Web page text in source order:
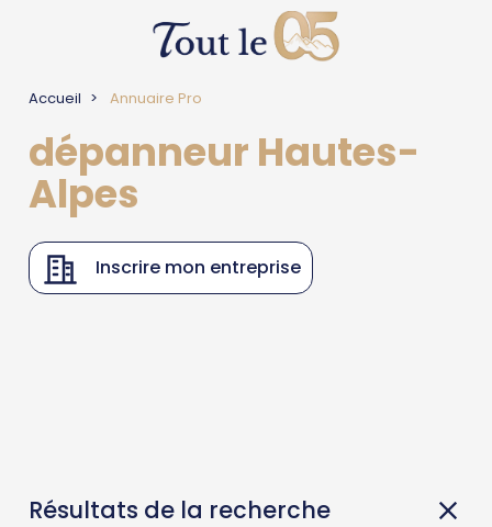
Accueil Annuaire Pro
dépanneur Hautes-
Alpes
Inscrire mon entreprise
Résultats de la recherche